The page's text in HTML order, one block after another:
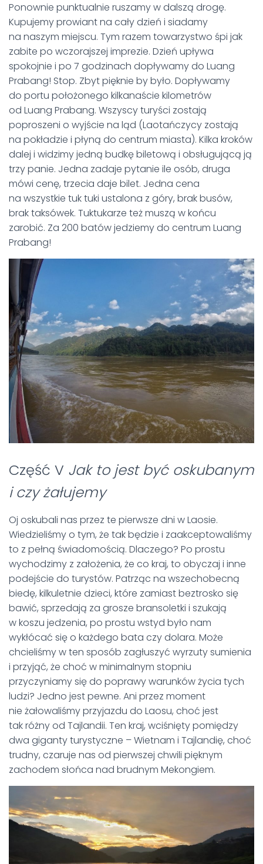
Ponownie punktualnie ruszamy w dalszą drogę.
Kupujemy prowiant na cały dzień i siadamy
na naszym miejscu. Tym razem towarzystwo śpi jak
zabite po wczorajszej imprezie. Dzień upływa
spokojnie i po 7 godzinach dopływamy do Luang
Prabang! Stop. Zbyt pięknie by było. Dopływamy
do portu położonego kilkanaście kilometrów
od Luang Prabang. Wszyscy turyści zostają
poproszeni o wyjście na ląd (Laotańczycy zostają
na pokładzie i płyną do centrum miasta). Kilka kroków
dalej i widzimy jedną budkę biletową i obsługującą ją
trzy panie. Jedna zadaje pytanie ile osób, druga
mówi cenę, trzecia daje bilet. Jedna cena
na wszystkie tuk tuki ustalona z góry, brak busów,
brak taksówek. Tuktukarze też muszą w końcu
zarobić. Za 200 batów jedziemy do centrum Luang
Prabang!
Część V Jak to jest być oskubanym
i czy żałujemy
Oj oskubali nas przez te pierwsze dni w Laosie.
Wiedzieliśmy o tym, że tak będzie i zaakceptowaliśmy
to z pełną świadomością. Dlaczego? Po prostu
wychodzimy z założenia, że co kraj, to obyczaj i inne
podejście do turystów. Patrząc na wszechobecną
biedę, kilkuletnie dzieci, które zamiast beztrosko się
bawić, sprzedają za grosze bransoletki i szukają
w koszu jedzenia, po prostu wstyd było nam
wykłócać się o każdego bata czy dolara. Może
chcieliśmy w ten sposób zagłuszyć wyrzuty sumienia
i przyjąć, że choć w minimalnym stopniu
przyczyniamy się do poprawy warunków życia tych
ludzi? Jedno jest pewne. Ani przez moment
nie żałowaliśmy przyjazdu do Laosu, choć jest
tak różny od Tajlandii. Ten kraj, wciśnięty pomiędzy
dwa giganty turystyczne – Wietnam i Tajlandię, choć
trudny, czaruje nas od pierwszej chwili pięknym
zachodem słońca nad brudnym Mekongiem.